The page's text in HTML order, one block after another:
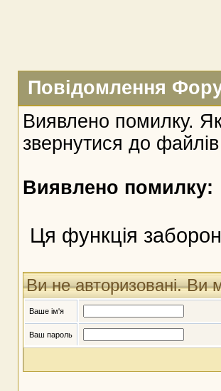
Повідомлення
Виявлено помилку.
звернутися до
Виявлено помилку:
Ця функція
Ви не авторизовані. Ви
Ваше ім'я
Ваш пароль